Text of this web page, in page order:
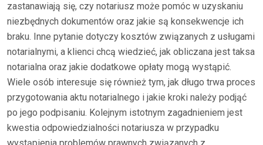
zastanawiają się, czy notariusz może pomóc w uzyskaniu
niezbędnych dokumentów oraz jakie są konsekwencje ich
braku. Inne pytanie dotyczy kosztów związanych z usługami
notarialnymi, a klienci chcą wiedzieć, jak obliczana jest taksa
notarialna oraz jakie dodatkowe opłaty mogą wystąpić.
Wiele osób interesuje się również tym, jak długo trwa proces
przygotowania aktu notarialnego i jakie kroki należy podjąć
po jego podpisaniu. Kolejnym istotnym zagadnieniem jest
kwestia odpowiedzialności notariusza w przypadku